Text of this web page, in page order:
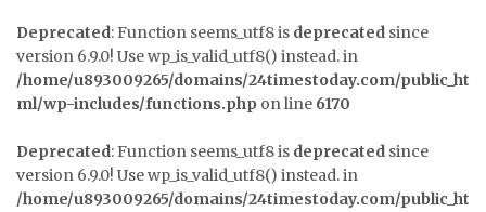
Deprecated: Function seems_utf8 is deprecated since
version 6.9.0! Use wp_is_valid_utf8() instead. in
/home/u893009265/domains/24timestoday.com/public_ht
ml/wp-includes/functions.php on line 6170
Deprecated: Function seems_utf8 is deprecated since
version 6.9.0! Use wp_is_valid_utf8() instead. in
/home/u893009265/domains/24timestoday.com/public_ht